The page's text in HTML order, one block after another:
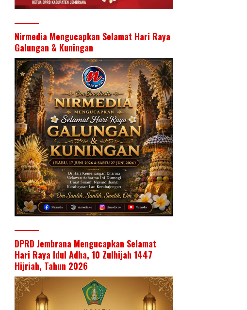
Nirmedia Mengucapkan Selamat Hari Raya
Galungan & Kuningan
DPRD Jembrana Mengucapkan Selamat
Hari Raya Idul Adha, 10 Zulhijah 1447
Hijriah, Tahun 2026